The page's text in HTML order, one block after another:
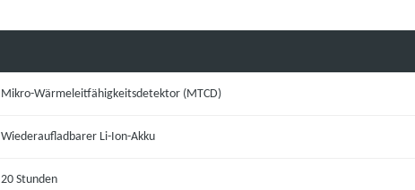
Mikro-Wärmeleitfähigkeitsdetektor (MTCD)
Wiederaufladbarer Li-Ion-Akku
20 Stunden